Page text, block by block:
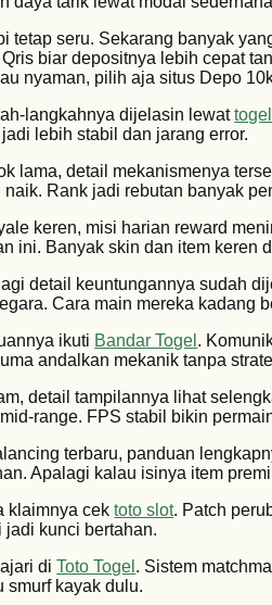
seru. Sekarang banyak
biar depositnya lebih cepat
nyaman, pilih aja situs Depo
langkahnya dijelasin lewattogel
lebih stabil dan jarang error.
lama, detail mekanismenya
Rank jadi rebutan banyak
keren, misi harian reward
ini. Banyak skin dan item keren
detail keuntungannya sudah
Cara main mereka kadang
ikuti Bandar Togel .
andalkan mekanik tanpa
detail tampilannya lihat
range. FPS stabil bikin
terbaru, panduan
Apalagi kalau isinya item
klaimnya cektoto slot. Patch
jadi kunci bertahan.
diToto Togel . Sistem
smurf kayak dulu.